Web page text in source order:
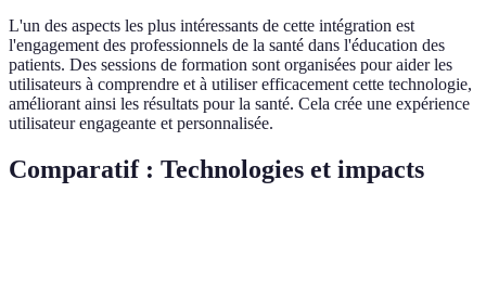
L'un des aspects les plus intéressants de cette intégration est
l'engagement des professionnels de la santé dans l'éducation des
patients. Des sessions de formation sont organisées pour aider les
utilisateurs à comprendre et à utiliser efficacement cette technologie,
améliorant ainsi les résultats pour la santé. Cela crée une expérience
utilisateur engageante et personnalisée.
Comparatif : Technologies et impacts